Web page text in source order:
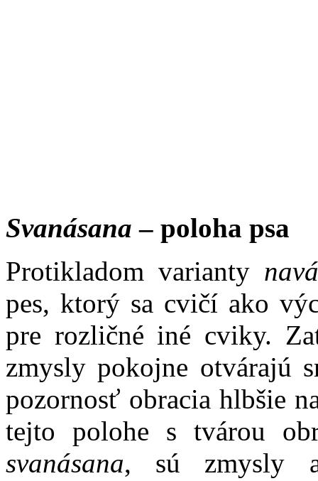
Svanásana – poloha psa
Protikladom varianty
pes, ktorý sa cvičí ako
pre rozličné iné cviky.
zmysly pokojne otvárajú
pozornosť obracia hlbšie
tejto polohe s tvárou
svanásana, sú zmysly